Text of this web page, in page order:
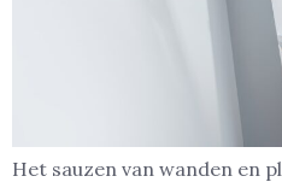
Het sauzen van wanden en